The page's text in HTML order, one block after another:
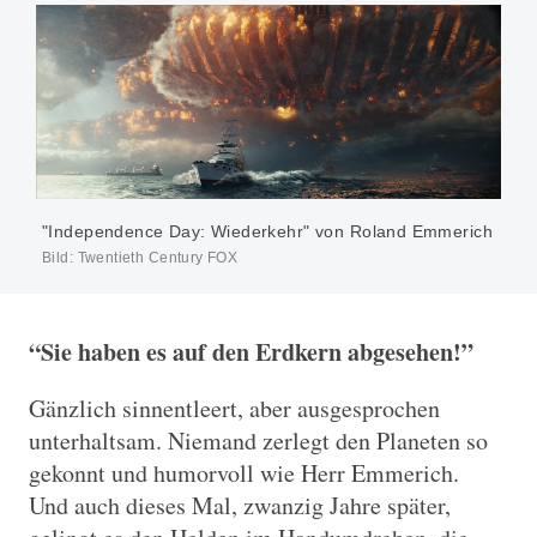
Hitparade
"Independence Day: Wiederkehr" von Roland Emmerich
Bild: Twentieth Century FOX
“Sie haben es auf den Erdkern abgesehen!”
Gänzlich sinnentleert, aber ausgesprochen
unterhaltsam. Niemand zerlegt den Planeten so
gekonnt und humorvoll wie Herr Emmerich.
Und auch dieses Mal, zwanzig Jahre später,